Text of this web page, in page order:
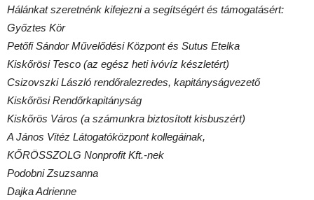
Hálánkat szeretnénk kifejezni a segítségért és támogatásért:
Győztes Kör
Petőfi Sándor Művelődési Központ és Sutus Etelka
Kiskőrösi Tesco (az egész heti ivóvíz készletért)
Csizovszki László rendőralezredes, kapitányságvezető
Kiskőrösi Rendőrkapitányság
Kiskőrös Város (a számunkra biztosított kisbuszért)
A János Vitéz Látogatóközpont kollegáinak,
KŐRÖSSZOLG Nonprofit Kft.-nek
Podobni Zsuzsanna
Dajka Adrienne